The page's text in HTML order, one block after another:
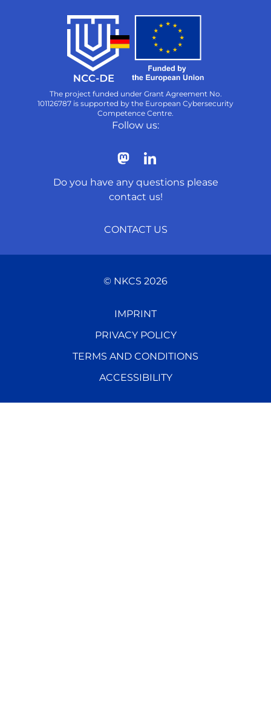
The project funded under Grant Agreement No.
101126787 is supported by the European Cybersecurity
Competence Centre.
Do you have any questions please
contact us!
CONTACT US
Follow us:
NKCS 2026
IMPRINT
PRIVACY POLICY
TERMS AND CON­DI­TIONS
AC­CES­SI­BIL­I­TY